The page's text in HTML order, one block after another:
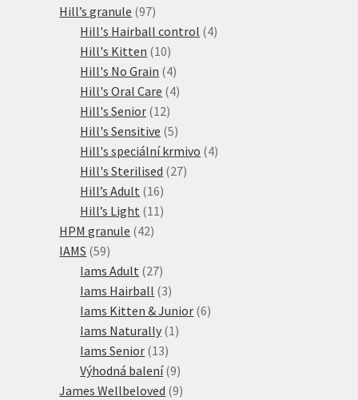
Hill’s granule 9797
produktů
Hill's Hairball control 44
Hill's Kitten 1010
produktů
Hill's No Grain 44
produkty
Hill's Oral Care 44
Hill's Senior 1212
produktů
Hill's Sensitive 55
produktů
Hill's speciální krmivo 44
Hill's Sterilised 2727
Hill’s Adult 1616
produktů
Hill’s Light 11 11
HPM granule 4242
IAMS 5959
produktů
Iams Adult 2727
produktů
Iams Hairball 33
produkty
Iams Kitten & Junior 66
Iams Naturally 1 1
Iams Senior 1313
produktů
Výhodná balení 99
produktů
James Wellbeloved 99